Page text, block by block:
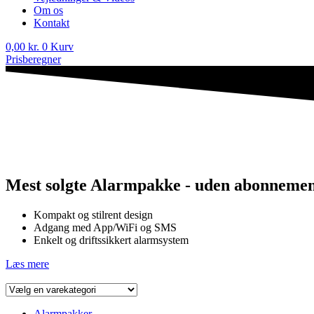
Om os
Kontakt
0,00 kr. 0 Kurv
Prisberegner
Mest solgte Alarmpakke - uden
Kompakt og stilrent design
Adgang med App/WiFi og SMS
Enkelt og driftssikkert alarmsystem
Læs mere